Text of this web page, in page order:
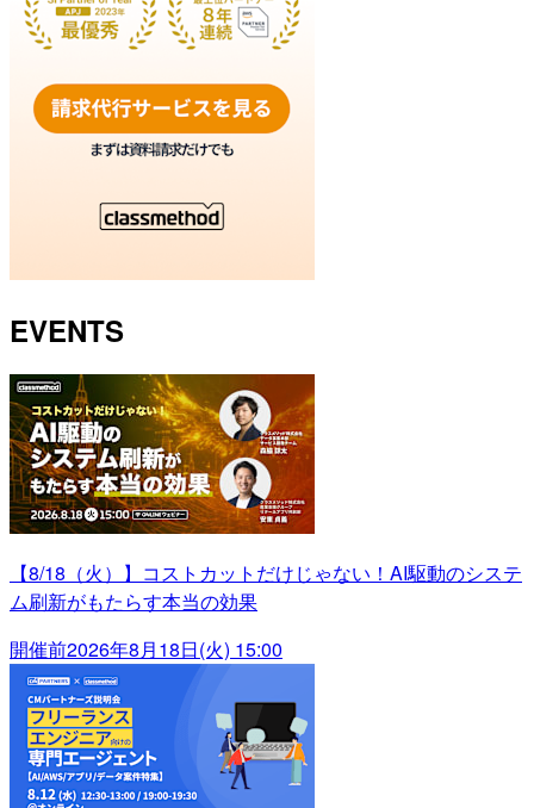
EVENTS
【8/18（火）】コストカットだけじゃない！AI駆動のシステ
ム刷新がもたらす本当の効果
開催前2026年8月18日(火) 15:00